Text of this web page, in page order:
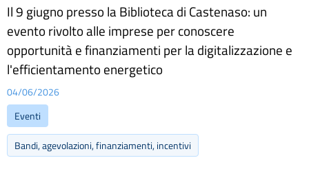
Il 9 giugno presso la Biblioteca di Castenaso: un
evento rivolto alle imprese per conoscere
opportunità e finanziamenti per la digitalizzazione e
l'efficientamento energetico
04/06/2026
Eventi
Bandi, agevolazioni, finanziamenti, incentivi